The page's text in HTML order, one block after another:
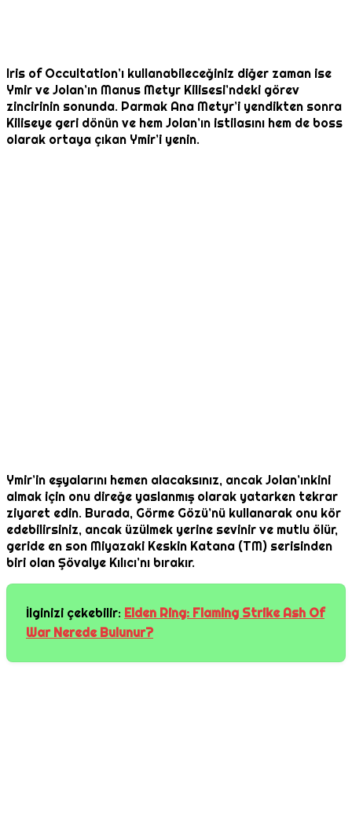
Iris of Occultation’ı kullanabileceğiniz diğer zaman ise
Ymir ve Jolan’ın Manus Metyr Kilisesi’ndeki görev
zincirinin sonunda. Parmak Ana Metyr’i yendikten sonra
Kiliseye geri dönün ve hem Jolan’ın istilasını hem de boss
olarak ortaya çıkan Ymir’i yenin.
Ymir’in eşyalarını hemen alacaksınız, ancak Jolan’ınkini
almak için onu direğe yaslanmış olarak yatarken tekrar
ziyaret edin. Burada, Görme Gözü’nü kullanarak onu kör
edebilirsiniz, ancak üzülmek yerine sevinir ve mutlu ölür,
geride en son Miyazaki Keskin Katana (TM) serisinden
biri olan Şövalye Kılıcı’nı bırakır.
İlginizi çekebilir: Elden Ring: Flaming Strike Ash Of
War Nerede Bulunur?